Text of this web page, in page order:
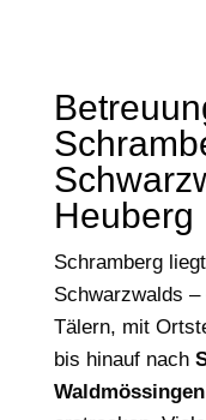
Heuberg
Schramberg
Schwarzwalds
Tälern, mit
bis hinauf nach
Waldmössingen